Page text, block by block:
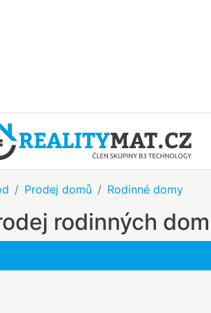
Prodej domů Rodinné domy
rodinných